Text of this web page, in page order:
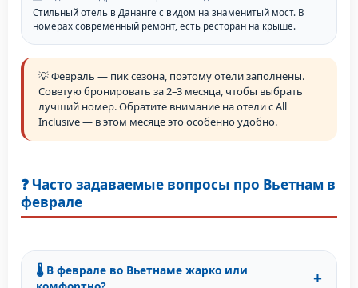
Стильный отель в Дананге с видом на знаменитый мост. В
номерах современный ремонт, есть ресторан на крыше.
💡 Февраль — пик сезона, поэтому отели заполнены.
Советую бронировать за 2–3 месяца, чтобы выбрать
лучший номер. Обратите внимание на отели с All
Inclusive — в этом месяце это особенно удобно.
❓ Часто задаваемые вопросы про Вьетнам в
феврале
🌡️ В феврале во Вьетнаме жарко или
+